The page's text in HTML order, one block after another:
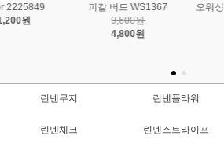
오워싱 모던 서클 4color
리버서블 꿈꾸는 부엉이
2color WS1394
린넨무지 린넨플라워
린넨체크 린넨스트라이프